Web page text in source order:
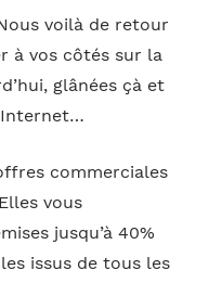
voilà de retour
à vos côtés sur la
glânées çà et
Internet…
commerciales
vous
jusqu’à 40%
issus de tous les